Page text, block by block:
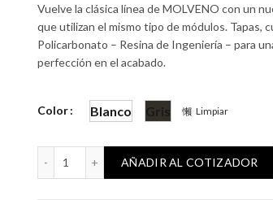
Vuelve la clásica línea de MOLVENO con un
que utilizan el mismo tipo de módulos. Tapas,
Policarbonato – Resina de Ingeniería – para
perfección en el acabado.
Color Blanco Gris Limpiar
Plaqueta Atenea Clásica inyectada con
AÑADIR AL COTIZADOR